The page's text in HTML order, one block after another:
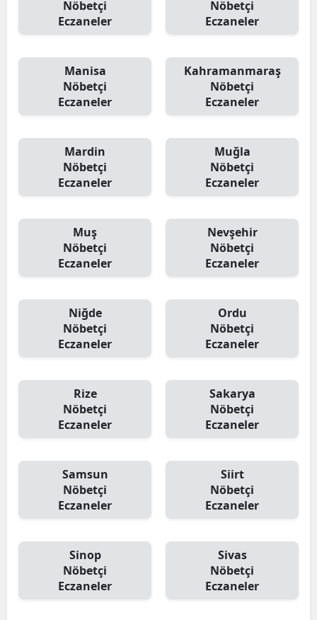
Nöbetçi
Eczaneler
Nöbetçi
Eczaneler
Manisa
Nöbetçi
Eczaneler
Kahramanmaraş
Nöbetçi
Eczaneler
Mardin
Nöbetçi
Eczaneler
Muğla
Nöbetçi
Eczaneler
Muş
Nöbetçi
Eczaneler
Nevşehir
Nöbetçi
Eczaneler
Niğde
Nöbetçi
Eczaneler
Ordu
Nöbetçi
Eczaneler
Rize
Nöbetçi
Eczaneler
Sakarya
Nöbetçi
Eczaneler
Samsun
Nöbetçi
Eczaneler
Siirt
Nöbetçi
Eczaneler
Sinop
Nöbetçi
Eczaneler
Sivas
Nöbetçi
Eczaneler